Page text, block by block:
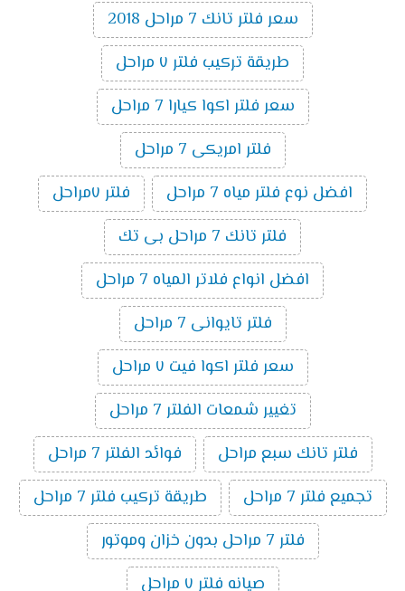
سعر فلتر تانك 7 مراحل 2018
طريقة تركيب فلتر ٧ مراحل
سعر فلتر اكوا كيارا 7 مراحل
فلتر امريكى 7 مراحل
افضل نوع فلتر مياه 7 مراحل
فلتر ٧مراحل
فلتر تانك 7 مراحل بى تك
افضل انواع فلاتر المياه 7 مراحل
فلتر تايوانى 7 مراحل
سعر فلتر اكوا فيت ٧ مراحل
تغيير شمعات الفلتر 7 مراحل
فلتر تانك سبع مراحل
فوائد الفلتر 7 مراحل
تجميع فلتر 7 مراحل
طريقة تركيب فلتر 7 مراحل
فلتر 7 مراحل بدون خزان وموتور
صيانه فلتر ٧ مراحل